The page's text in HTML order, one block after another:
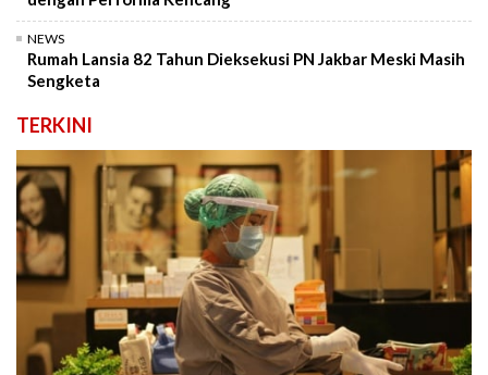
NEWS
Rumah Lansia 82 Tahun Dieksekusi PN Jakbar Meski Masih
Sengketa
TERKINI